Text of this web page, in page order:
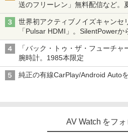
送のフリーレン」無料配信など。
世界初アクティブノイズキャンセ
「Pulsar HDMI」。SilentPowerか
「バック・トゥ・ザ・フューチ
腕時計。1985本限定
純正の有線CarPlay/Android Auto
AV Watch をフ